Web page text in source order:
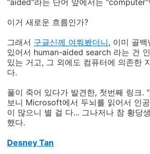
"aided"라는 단어 앞에서는
이거 새로운 흐름인가?
그래서 구글신께 여쭤봤더니, 이미 골
있어서 human-aided search 라는 건
있는 거고, 그 외에도 컴퓨터에 의존한
다.
풀이 죽어 있다가 발견한, 첫번째 링크. "
보니 Microsoft에서 두뇌를 읽어서 인
이 많으니 별 걸 다... 그나저나 참 황당
했다.
Desney Tan